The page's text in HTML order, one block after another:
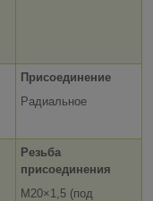
Присоединение
Радиальное
Резьба
присоединения
M20×1,5 (под